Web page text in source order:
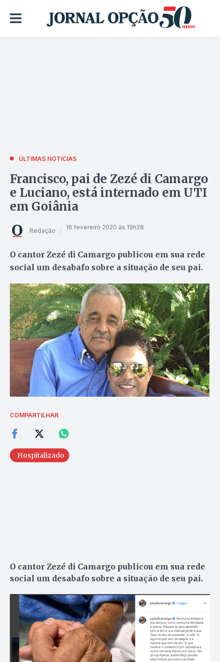
ÚLTIMAS NOTÍCIAS
Francisco, pai de Zezé di Camargo
e Luciano, está internado em UTI
em Goiânia
Redação 16 fevereiro 2020 às 19h28
O cantor Zezé di Camargo publicou em sua rede
social um desabafo sobre a situação de seu pai.
COMPARTILHAR
Hospitalizado
O cantor Zezé di Camargo publicou em sua rede
social um desabafo sobre a situação de seu pai.